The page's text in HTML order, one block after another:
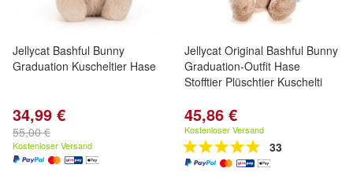
Jellycat Bashful Bunny
Graduation Kuscheltier Hase
34,99 €
55,00 €
Kostenloser Versand
Jellycat Original Bashful Bunny
Graduation-Outfit Hase
Stofftier Plüschtier Kuschelti
45,86 €
Kostenloser Versand
33